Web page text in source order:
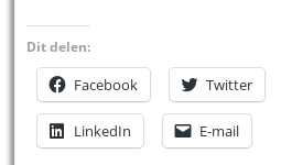
Dit delen:
Facebook Twitter
LinkedIn E-mail